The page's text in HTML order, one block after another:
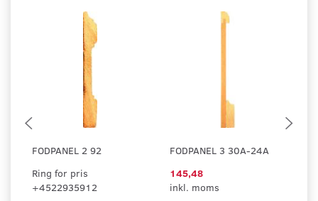
FODPANEL 2 92
Ring for pris
+4522935912
FODPANEL 3 30A-24A
145,48
inkl. moms